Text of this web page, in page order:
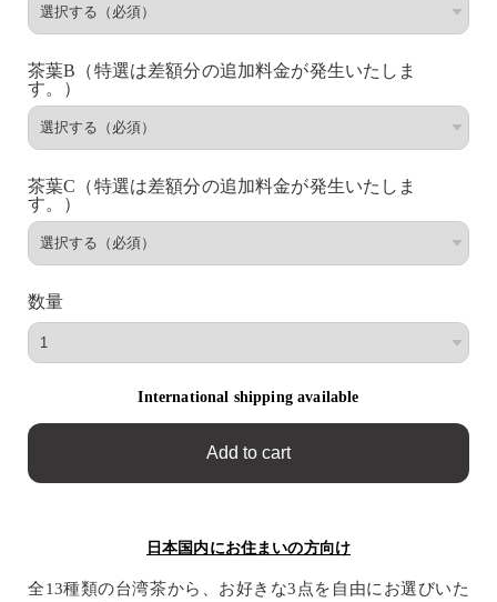
茶葉B（特選は差額分の追加料金が発生いたしま
す。）
茶葉C（特選は差額分の追加料金が発生いたしま
す。）
数量
International shipping available
Add to cart
日本国内にお住まいの方向け
全13種類の台湾茶から、お好きな3点を自由にお選びいた